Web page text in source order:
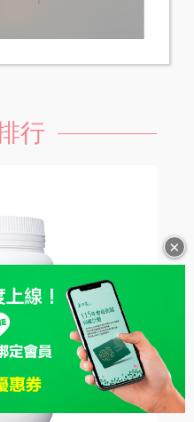
行
×